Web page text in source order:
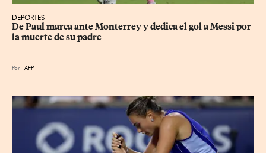
DEPORTES
De Paul marca ante Monterrey y dedica el gol a Messi por
la muerte de su padre
Por AFP